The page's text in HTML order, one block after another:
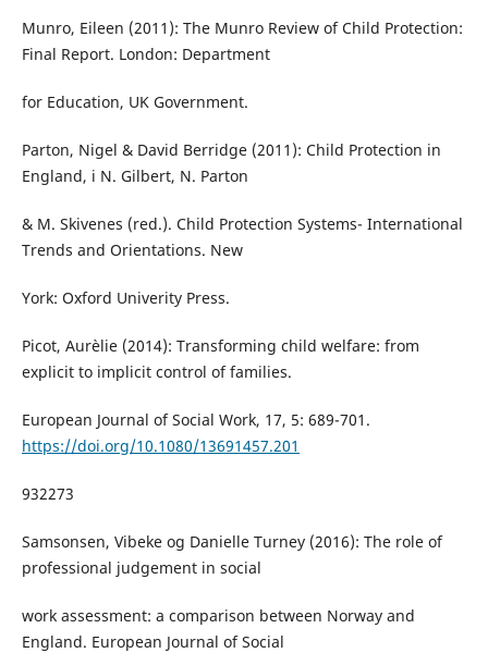
Munro, Eileen (2011): The Munro Review of Child Protection:
Final Report. London: Department
for Education, UK Government.
Parton, Nigel & David Berridge (2011): Child Protection in
England, i N. Gilbert, N. Parton
& M. Skivenes (red.). Child Protection Systems- International
Trends and Orientations. New
York: Oxford Univerity Press.
Picot, Aurèlie (2014): Transforming child welfare: from
explicit to implicit control of families.
European Journal of Social Work, 17, 5: 689-701.
https://doi.org/10.1080/13691457.201
932273
Samsonsen, Vibeke og Danielle Turney (2016): The role of
professional judgement in social
work assessment: a comparison between Norway and
England. European Journal of Social